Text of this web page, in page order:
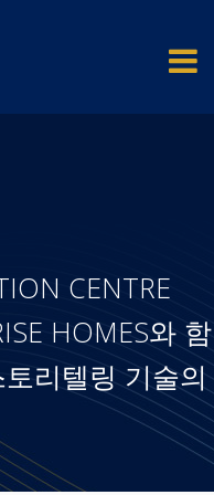
CENTRE
HOMES와 함
리텔링 기술의